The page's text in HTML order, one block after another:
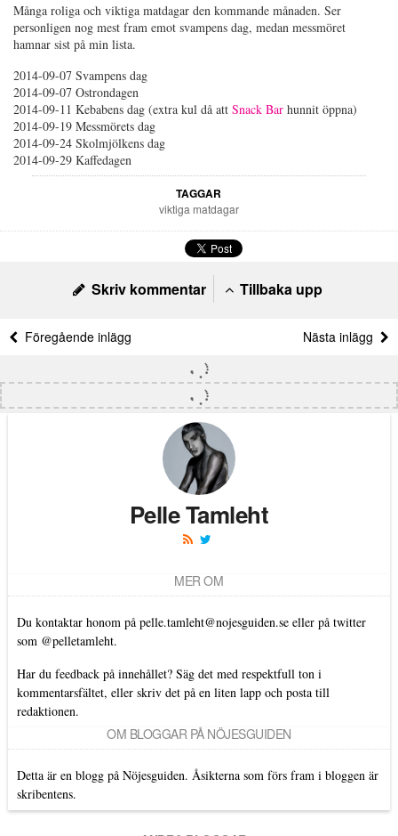
Många roliga och viktiga matdagar den kommande månaden. Ser
personligen nog mest fram emot svampens dag, medan messmöret
hamnar sist på min lista.
2014-09-07 Svampens dag
2014-09-07 Ostrondagen
2014-09-11 Kebabens dag (extra kul då att Snack Bar hunnit öppna)
2014-09-19 Messmörets dag
2014-09-24 Skolmjölkens dag
2014-09-29 Kaffedagen
TAGGAR
viktiga matdagar
Skriv kommentar Tillbaka upp
Föregående inlägg Nästa inlägg
Pelle Tamleht
MER OM
Du kontaktar honom på pelle.tamleht@nojesguiden.seeller på twitter
som @pelletamleht.
Har du feedback på innehållet? Säg det med respektfull ton i
kommentarsfältet, eller skriv det på en liten lapp och posta till
redaktionen.
OM BLOGGAR PÅ NÖJESGUIDEN
Detta är en blogg på Nöjesguiden. Åsikterna som förs fram i bloggen är
skribentens.